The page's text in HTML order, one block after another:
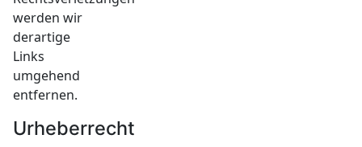
werden wir
derartige
Links
umgehend
entfernen.
Urheberrecht